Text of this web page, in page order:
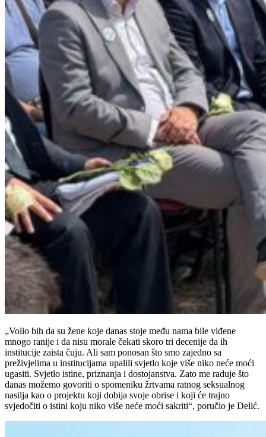
„Volio bih da su žene koje danas stoje među nama bile viđene
mnogo ranije i da nisu morale čekati skoro tri decenije da ih
institucije zaista čuju. Ali sam ponosan što smo zajedno sa
preživjelima u institucijama upalili svjetlo koje više niko neće moći
ugasiti. Svjetlo istine, priznanja i dostojanstva. Zato me raduje što
danas možemo govoriti o spomeniku žrtvama ratnog seksualnog
nasilja kao o projektu koji dobija svoje obrise i koji će trajno
svjedočiti o istini koju niko više neće moći sakriti“, poručio je Delić.